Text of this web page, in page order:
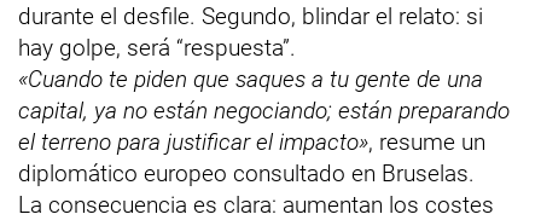
durante el desfile. Segundo, blindar el relato: si
hay golpe, será “respuesta”.
«Cuando te piden que saques a tu gente de una
capital, ya no están negociando; están preparando
el terreno para justificar el impacto», resume un
diplomático europeo consultado en Bruselas.
La consecuencia es clara: aumentan los costes